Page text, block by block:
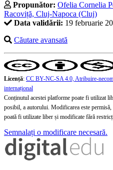
Propunător: Ofelia Cornelia
Racoviță, Cluj-Napoca (Cluj)
Data validării: 19 februarie
Căutare avansată
Licență: CC BY-NC-SA 4.0, Atribuire-
internațional
Conținutul acestei platforme poate fi utilizat
posibil, a autorului. Modificarea este
poată fi utilizate liber și modificate fără
Semnalați o modificare necesară.